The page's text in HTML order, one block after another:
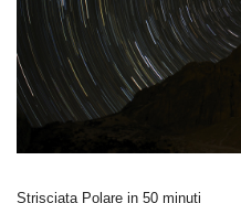
Strisciata Polare in 50 minuti